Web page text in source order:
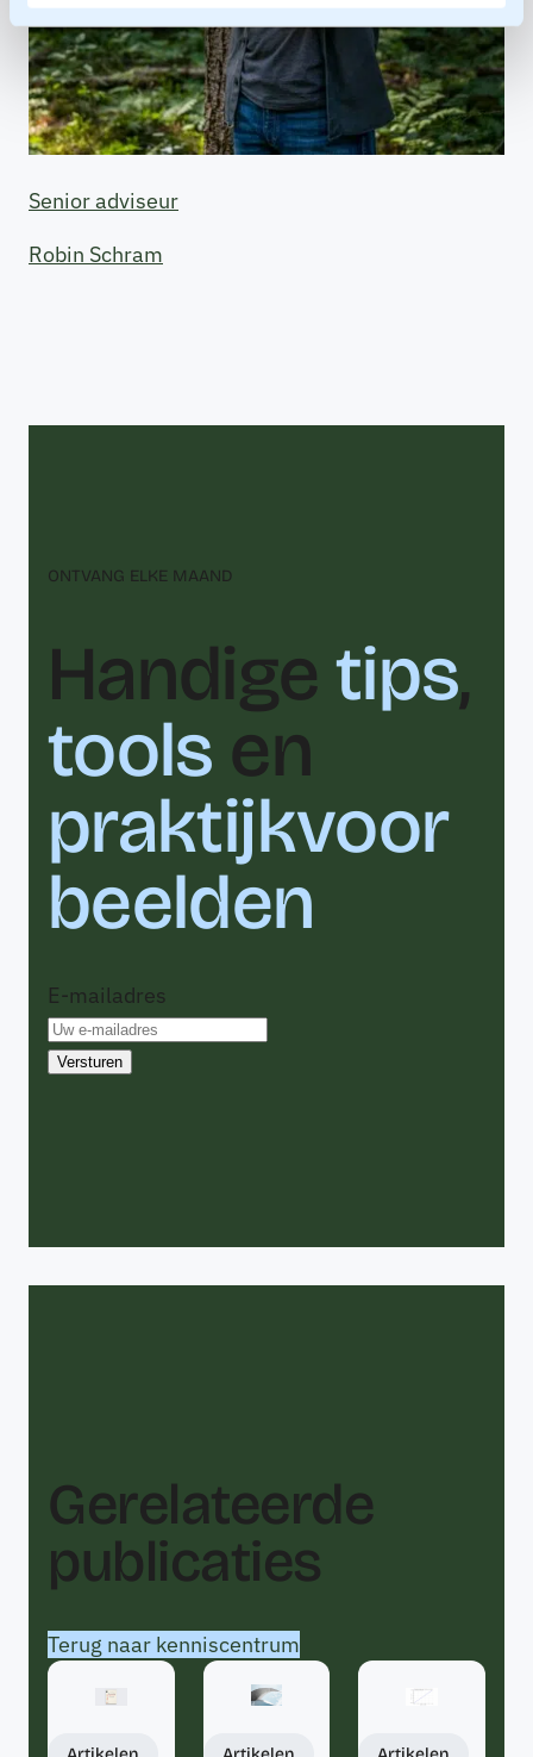
Senior adviseur
Robin Schram
ONTVANG ELKE MAAND
Handigetips,
tools en
praktijkvoor
beelden
E-mailadres
Gerelateerde
publicaties
Terug naar kenniscentrum